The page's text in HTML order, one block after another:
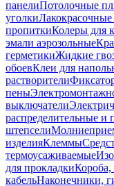
панелиПотолочные
уголки
пропиткиКолеры для
эмали аэрозольные
герметикиЖидкие
обоевКлеи для
растворители
пены
выключатели
распределительные и
штепсели
изделияКлеммы
термоусаживаемые
для прокладкиКороба,
кабельНаконечники,